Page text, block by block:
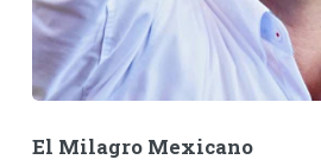
El Milagro Mexicano